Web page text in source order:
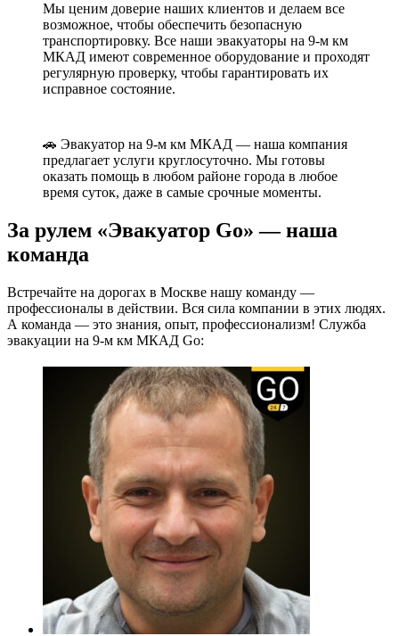
Мы ценим доверие наших клиентов и делаем все
возможное, чтобы обеспечить безопасную
транспортировку. Все наши эвакуаторы на 9-м км
МКАД имеют современное оборудование и проходят
регулярную проверку, чтобы гарантировать их
исправное состояние.
🚗 Эвакуатор на 9-м км МКАД — наша компания
предлагает услуги круглосуточно. Мы готовы
оказать помощь в любом районе города в любое
время суток, даже в самые срочные моменты.
За рулем «Эвакуатор Go» — наша
команда
Встречайте на дорогах в Москве нашу команду —
профессионалы в действии. Вся сила компании в этих людях.
А команда — это знания, опыт, профессионализм! Служба
эвакуации на 9-м км МКАД Go: